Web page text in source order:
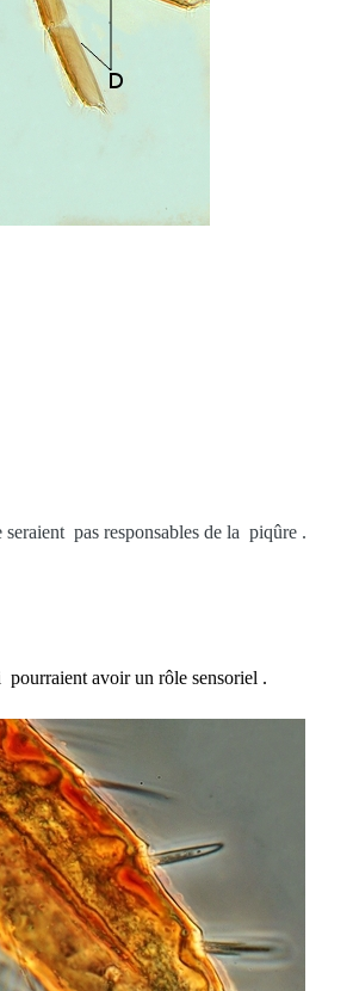
pas responsables de la piqûre .
avoir un rôle sensoriel .